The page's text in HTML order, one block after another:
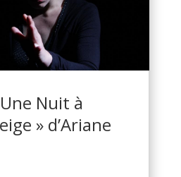
Nuit à
» d’Ariane